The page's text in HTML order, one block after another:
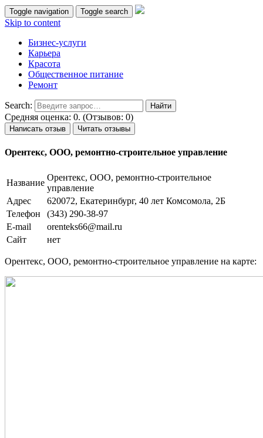
Toggle navigation Toggle search
Skip to content
Бизнес-услуги
Карьера
Красота
Общественное питание
Ремонт
Search:
Средняя оценка: 0. (Отзывов: 0)
Написать отзыв Читать отзывы
Орентекс, ООО, ремонтно-строительное управление
Название
Орентекс, ООО, ремонтно-строительное
управление
Адрес
620072, Екатеринбург, 40 лет Комсомола, 2Б
Телефон
(343) 290-38-97
E-mail
orenteks66@mail.ru
Сайт
нет
Орентекс, ООО, ремонтно-строительное управление на карте: